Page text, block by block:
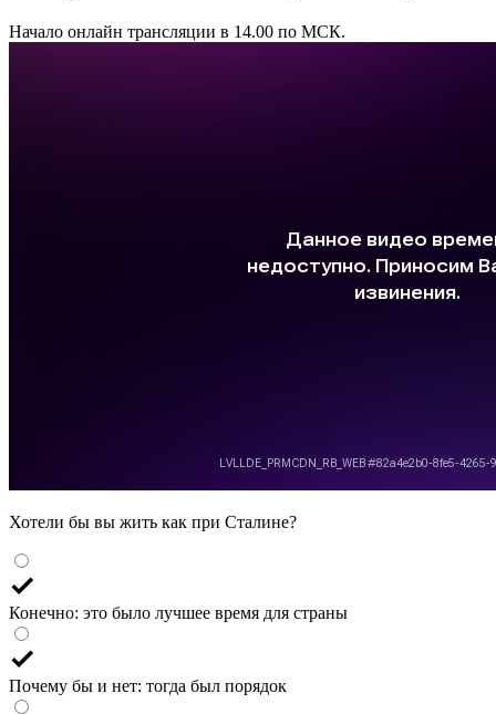
Начало онлайн трансляции в 14.00 по МСК.
Хотели бы вы жить как при Сталине?
Конечно: это было лучшее время для страны
Почему бы и нет: тогда был порядок